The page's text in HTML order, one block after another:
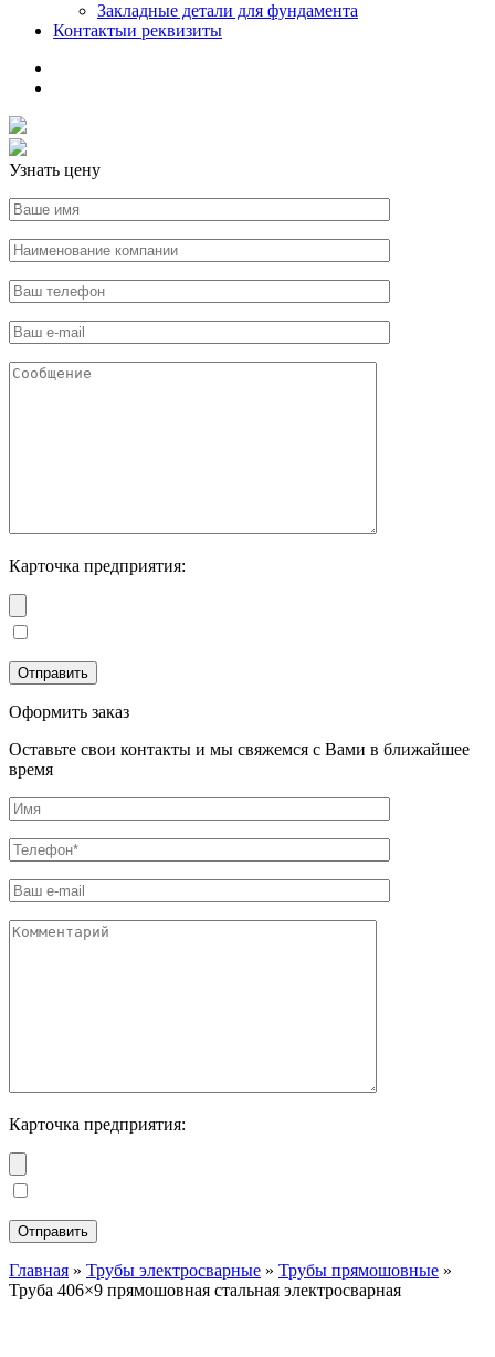
Закладные детали для фундамента
Контактыи реквизиты
Узнать цену
Карточка предприятия:
Оформить заказ
Оставьте свои контакты и мы свяжемся с Вами в ближайшее
время
Карточка предприятия:
Главная » Трубы электросварные » Трубы прямошовные »
Труба 406×9 прямошовная стальная электросварная